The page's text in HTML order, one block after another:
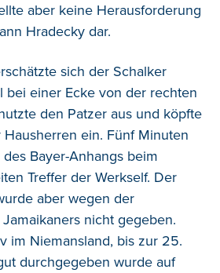
aber keine Herausforderung
Hradecky dar.
sich der Schalker
bei einer Ecke von der rechten
den Patzer aus und köpfte
Hausherren ein. Fünf Minuten
Bayer-Anhangs beim
Treffer der Werkself. Der
aber wegen der
nicht gegeben.
im Niemansland, bis zur 25.
durchgegeben wurde auf